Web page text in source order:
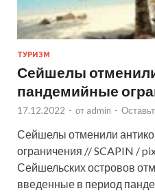
ТУРИЗМ
Сейшелы
пандемийные
17.12.2022 - от admin -
Сейшелы отменили
ограничения // SCAPIN /
Сейшельских островов
введенные в период